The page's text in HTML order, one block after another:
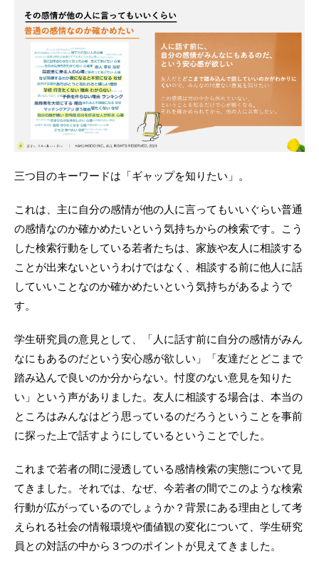
三つ目のキーワードは「ギャップを知りたい」。
これは、主に自分の感情が他の人に言ってもいいぐらい普通
の感情なのか確かめたいという気持ちからの検索です。こう
した検索行動をしている若者たちは、家族や友人に相談する
ことが出来ないというわけではなく、相談する前に他人に話
していいことなのか確かめたいという気持ちがあるようで
す。
学生研究員の意見として、「人に話す前に自分の感情がみん
なにもあるのだという安心感が欲しい」「友達だとどこまで
踏み込んで良いのか分からない。忖度のない意見を知りた
い」という声がありました。友人に相談する場合は、本当の
ところはみんなはどう思っているのだろうということを事前
に探った上で話すようにしているということでした。
これまで若者の間に浸透している感情検索の実態について見
てきました。それでは、なぜ、今若者の間でこのような検索
行動が広がっているのでしょうか？背景にある理由として考
えられる社会の情報環境や価値観の変化について、学生研究
員との対話の中から３つのポイントが見えてきました。